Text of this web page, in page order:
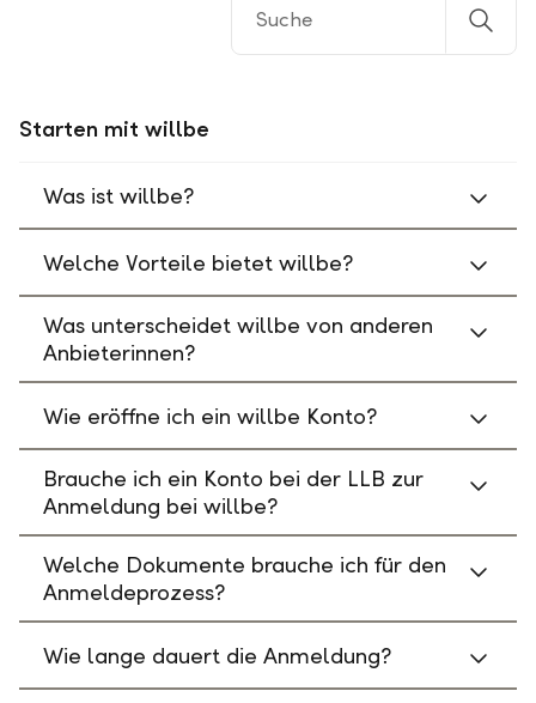
Starten mit willbe
Was ist willbe?
Welche Vorteile bietet willbe?
Was unterscheidet willbe von anderen
Anbieterinnen?
Wie eröffne ich ein willbe Konto?
Brauche ich ein Konto bei der LLB zur
Anmeldung bei willbe?
Welche Dokumente brauche ich für den
Anmeldeprozess?
Wie lange dauert die Anmeldung?